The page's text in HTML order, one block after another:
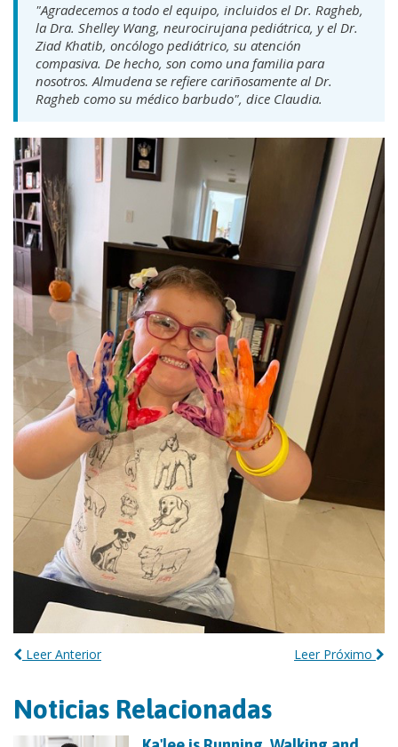
"Agradecemos a todo el equipo, incluidos el Dr. Ragheb,
la Dra. Shelley Wang, neurocirujana pediátrica, y el Dr.
Ziad Khatib, oncólogo pediátrico, su atención
compasiva. De hecho, son como una familia para
nosotros. Almudena se refiere cariñosamente al Dr.
Ragheb como su médico barbudo", dice Claudia.
Leer Anterior Leer Próximo
Noticias Relacionadas